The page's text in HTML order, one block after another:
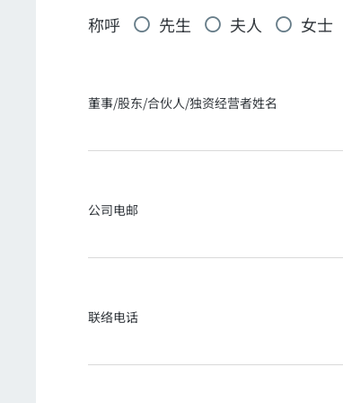
称呼 先生 夫人 女士
董事/股东/合伙人/独资经营者姓名
公司电邮
联络电话